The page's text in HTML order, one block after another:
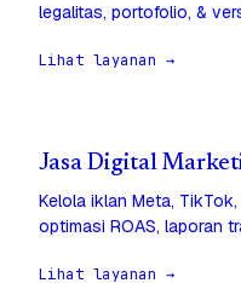
legalitas, portofolio, &
Lihat layanan →
Jasa Digital
Kelola iklan Meta,
optimasi ROAS, laporan
Lihat layanan →